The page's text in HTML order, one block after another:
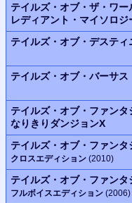
テイルズ・オブ・ザ・ワー
レディアント・マイソロジ
テイルズ・オブ・デスティ
テイルズ・オブ・バーサス
テイルズ・オブ・ファンタ
なりきりダンジョンX
テイルズ・オブ・ファンタ
クロスエディション (2010)
テイルズ・オブ・ファンタ
フルボイスエディション (2006)